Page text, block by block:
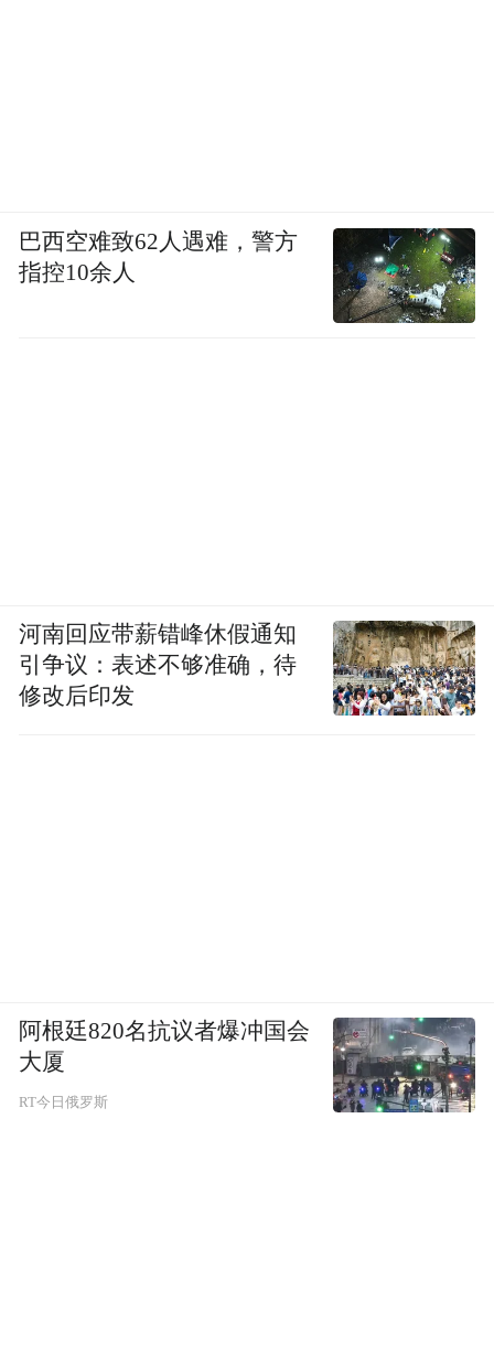
巴西空难致62人遇难，警方
指控10余人
河南回应带薪错峰休假通知
引争议：表述不够准确，待
修改后印发
阿根廷820名抗议者爆冲国会
大厦
RT今日俄罗斯